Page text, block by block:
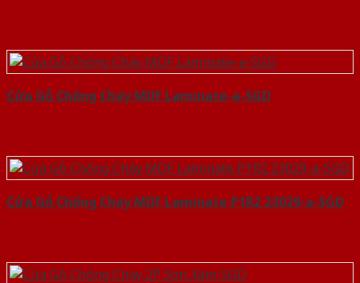
Cửa Gỗ Chống Cháy MDF Laminate-a-SGD
Cửa Gỗ Chống Cháy MDF Laminate P1R2 23029-a-SGD